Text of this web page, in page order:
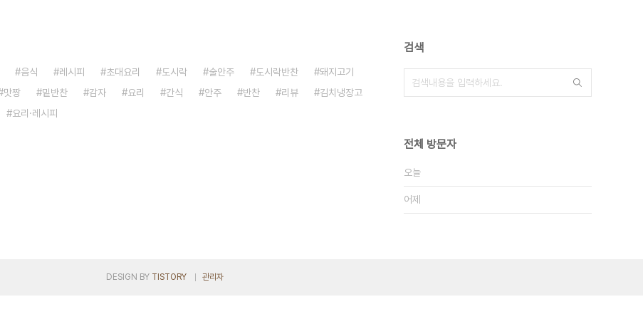
음식 레시피 초대요리 도시락 술안주 도시락반찬
돼지고기
맛짱 밑반찬 감자 요리 간식 안주 반찬 리뷰
김치냉장고
요리·레시피
검색
전체 방문자
오늘
어제
DESIGN BY TISTORY 관리자